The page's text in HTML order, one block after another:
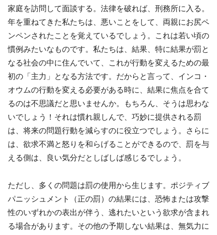
家庭を訪問して面談する。法律を破れば、刑務所に入る。
年を重ねてきた私たちは、悪いことをして、両親にお尻ペ
ンペンされたことを覚えているでしょう。これは若い頃の
慣例みたいなものです。私たちは、結果、特に結果が罰と
なる社会の中に住んでいて、これが行動を変えるための最
初の「主力」となる方法です。だからと言って、インコ・
オウムの行動を変える必要がある時に、結果に焦点を合て
るのは不思議だと思いませんか。もちろん、そうは思わな
いでしょう！それは慣れ親しんで、巧妙に提供される罰
は、将来の問題行動を減らすのに役立つでしょう。さらに
は、欲求不満と怒りを和らげることができるので、罰を与
える側は、良い気分だとしばしば感じるでしょう。
ただし、多くの問題は罰の使用から生じます。ポジティブ
パニッシュメント（正の罰）の結果には、恐怖または攻撃
性のいずれかの表出が伴う、逃れたいという欲求が含まれ
る場合があります。その他の予期しない結果は、無気力に